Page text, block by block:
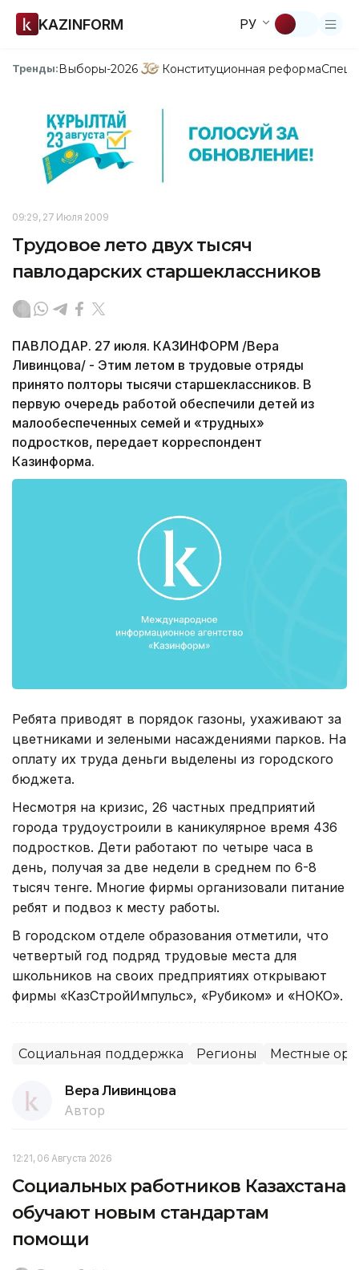
KAZINFORM РУ
Тренды:Выборы-2026 Конституционная реформа
09:29, 27 Июля 2009
Трудовое лето двух тысяч
павлодарских старшеклассников
ПАВЛОДАР. 27 июля. КАЗИНФОРМ /Вера
Ливинцова/ - Этим летом в трудовые отряды
принято полторы тысячи старшеклассников. В
первую очередь работой обеспечили детей из
малообеспеченных семей и «трудных»
подростков, передает корреспондент
Казинформа.
Ребята приводят в порядок газоны, ухаживают за
цветниками и зелеными насаждениями парков. На
оплату их труда деньги выделены из городского
бюджета.
Несмотря на кризис, 26 частных предприятий
города трудоустроили в каникулярное время 436
подростков. Дети работают по четыре часа в
день, получая за две недели в среднем по 6-8
тысяч тенге. Многие фирмы организовали питание
ребят и подвоз к месту работы.
В городском отделе образования отметили, что
четвертый год подряд трудовые места для
школьников на своих предприятиях открывают
фирмы «КазСтройИмпульс», «Рубиком» и «НОКО».
Социальная поддержка Регионы Местные
Вера Ливинцова
Автор
12:21, 06 Августа 2026
Социальных работников Казахстана
обучают новым стандартам
помощи